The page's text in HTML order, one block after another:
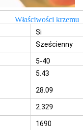
Właściwości krzemu
Si
Sześcienny
5-40
5.43
28.09
2.329
1690